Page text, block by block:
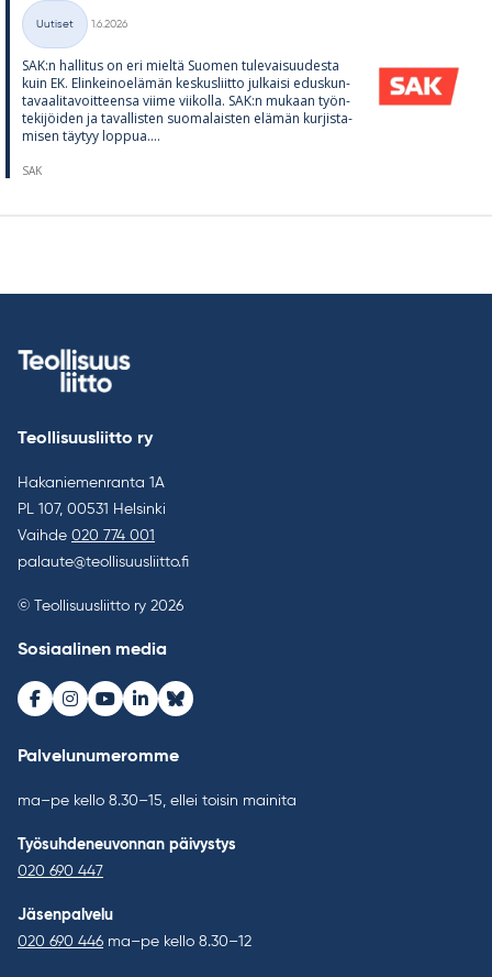
Kategoriat
Uutiset
1.6.2026
SAK:n hal­li­tus on eri mieltä Suo­men tu­le­vai­suu­desta
kuin EK. Elin­kei­noe­lä­män kes­kus­liitto jul­kaisi edus­kun­
ta­vaa­li­ta­voit­teensa viime vii­kolla. SAK:n mu­kaan työn­
te­ki­jöi­den ja ta­val­lis­ten suo­ma­lais­ten elä­män kur­jis­ta­
mi­sen täy­tyy lop­pua....
SAK
Teollisuusliitto ry
Hakaniemenranta 1A
PL 107, 00531 Helsinki
Vaihde 020 774 001
palaute@teollisuusliitto.fi
© Teollisuusliitto ry 2026
Sosiaalinen media
Facebook
Instagram
Youtube
LinkedInBluesky
Palvelunumeromme
ma–pe kello 8.30–15, ellei toisin mainita
Työsuhdeneuvonnan päivystys
020 690 447
Jäsenpalvelu
020 690 446 ma–pe kello 8.30–12